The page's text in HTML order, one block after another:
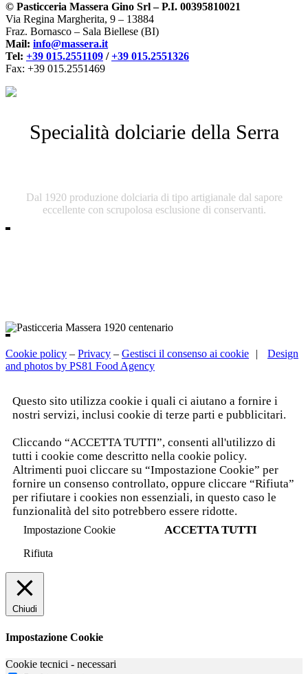
© Pasticceria Massera Gino Srl – P.I. 00395810021
Via Regina Margherita, 9 – 13884
Fraz. Bornasco – Sala Biellese (BI)
Mail: info@massera.it
Tel: +39 015.2551109 /+39 015.2551326
Fax: +39 015.2551469
Specialità dolciarie della Serra
Dal 1920 produzione dolciaria di tipo artigianale dal sapore
eccellente con scrupolosa esclusione di conservanti.
Cookie policy – Privacy – Gestisci il consenso ai cookie
Design
and photos by PS81 Food Agency
Questo sito utilizza cookie i quali ci aiutano a fornire i
nostri servizi, inclusi cookie di terze parti e pubblicitari.
Cliccando “ACCETTA TUTTI”, consenti all'utilizzo di
tutti i cookie come descritto nella cookie policy.
Altrimenti puoi cliccare su “Impostazione Cookie” per
fornire un consenso controllato, oppure cliccare “Rifiuta”
per rifiutare i cookies non essenziali, in questo caso le
funzionalità del sito potrebbero essere ridotte.
Impostazione Cookie ACCETTA TUTTI
Rifiuta
Chiudi
Impostazione Cookie
Cookie tecnici - necessari